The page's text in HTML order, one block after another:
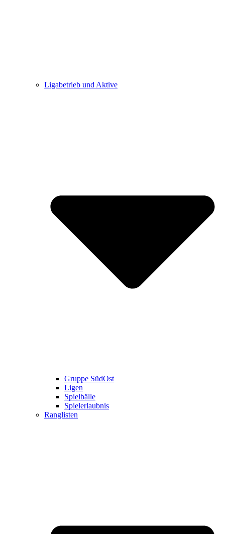
Ligabetrieb und Aktive
Gruppe SüdOst
Ligen
Spielbälle
Spielerlaubnis
Ranglisten